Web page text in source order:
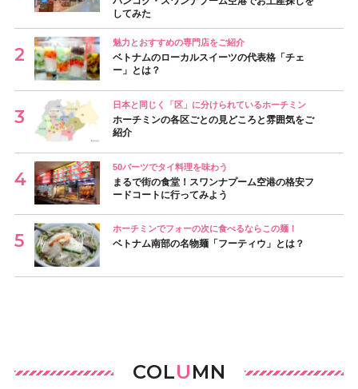
してみた
魅力とおすすめの専門店をご紹介
ベトナムのローカルスイーツの代表格「チェ
ー」とは？
日本と同じく「区」に分けられているホーチミン
ホーチミンの各区ごとの見どころと雰囲気をご
紹介
50バーツでタイ料理を味わう
まるで街の食堂！スワンナプーム空港の格安フ
ードコートに行ってみよう
ホーチミンでフォーの次に食べるならこの麺！
ベトナム南部の名物麺「フーティウ」とは？
COLUMN